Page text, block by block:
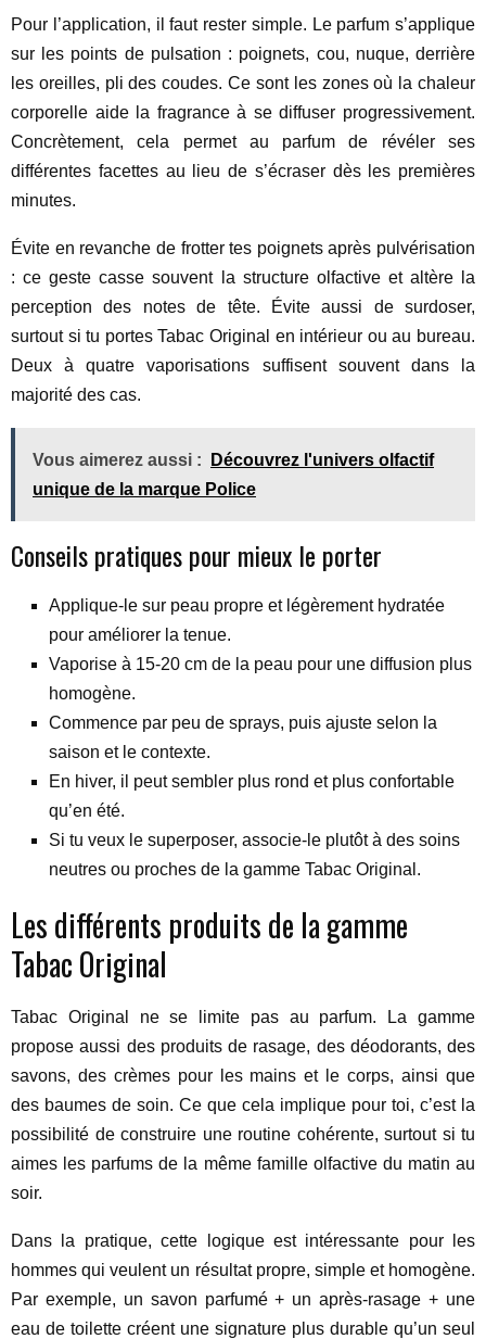
Pour l’application, il faut rester simple. Le parfum s’applique
sur les points de pulsation : poignets, cou, nuque, derrière
les oreilles, pli des coudes. Ce sont les zones où la chaleur
corporelle aide la fragrance à se diffuser progressivement.
Concrètement, cela permet au parfum de révéler ses
différentes facettes au lieu de s’écraser dès les premières
minutes.
Évite en revanche de frotter tes poignets après pulvérisation
: ce geste casse souvent la structure olfactive et altère la
perception des notes de tête. Évite aussi de surdoser,
surtout si tu portes Tabac Original en intérieur ou au bureau.
Deux à quatre vaporisations suffisent souvent dans la
majorité des cas.
Vous aimerez aussi :
Découvrez l'univers olfactif
unique de la marque Police
Conseils pratiques pour mieux le porter
Applique-le sur peau propre et légèrement hydratée
pour améliorer la tenue.
Vaporise à 15-20 cm de la peau pour une diffusion plus
homogène.
Commence par peu de sprays, puis ajuste selon la
saison et le contexte.
En hiver, il peut sembler plus rond et plus confortable
qu’en été.
Si tu veux le superposer, associe-le plutôt à des soins
neutres ou proches de la gamme Tabac Original.
Les différents produits de la gamme
Tabac Original
Tabac Original ne se limite pas au parfum. La gamme
propose aussi des produits de rasage, des déodorants, des
savons, des crèmes pour les mains et le corps, ainsi que
des baumes de soin. Ce que cela implique pour toi, c’est la
possibilité de construire une routine cohérente, surtout si tu
aimes les parfums de la même famille olfactive du matin au
soir.
Dans la pratique, cette logique est intéressante pour les
hommes qui veulent un résultat propre, simple et homogène.
Par exemple, un savon parfumé + un après-rasage + une
eau de toilette créent une signature plus durable qu’un seul